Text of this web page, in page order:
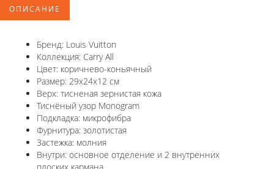
ОПИСАНИЕ
Бренд: Louis Vuitton
Коллекция: Carry All
Цвет: коричнево-коньячный
Размер: 29x24x12 см
Верх: тисненая зернистая кожа
Тиснёный узор Monogram
Подкладка: микрофибра
Фурнитура: золотистая
Застежка: молния
Внутри: основное отделение и 2 внутренних